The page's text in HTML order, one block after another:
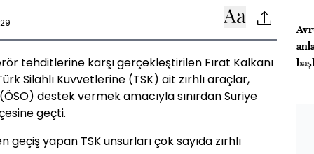
tehditlerine karşı gerçekleştirilen Fırat Kalkanı
Silahlı Kuvvetlerine (TSK) ait zırhlı araçlar,
destek vermek amacıyla sınırdan Suriye
geçti.
geçiş yapan TSK unsurları çok sayıda zırhlı